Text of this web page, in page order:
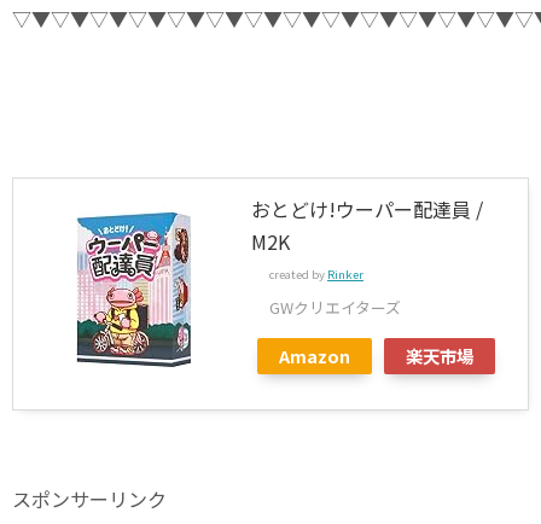
おとどけ!ウーパー配達員 /
M2K
created by Rinker
GWクリエイターズ
Amazon 楽天市場
スポンサーリンク